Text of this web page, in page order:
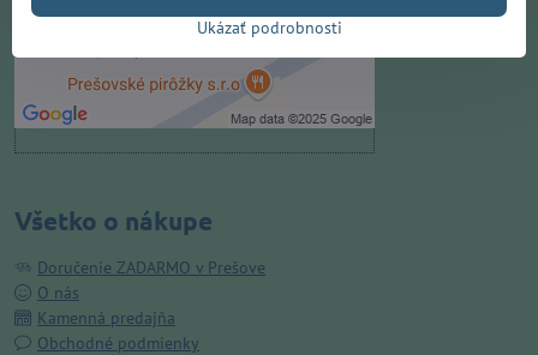
Povoliť a zapamätať - súhlas s
druhom cookie: Funkčné
Otvoriť obsah v novom okne
Všetko o nákupe
Doručenie ZADARMO v Prešove
O nás
Kamenná predajňa
Obchodné podmienky
Ukázať podrobnosti